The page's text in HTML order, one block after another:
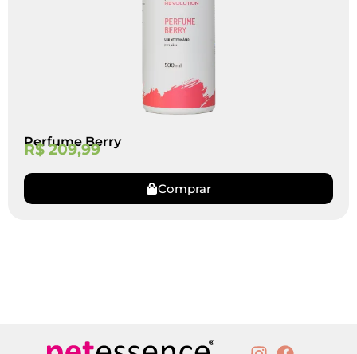
Perfume Berry
R$209,99
Comprar